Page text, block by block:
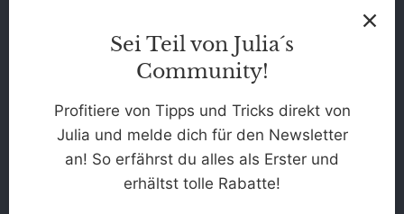
itsonlyme Julia GmbH
support@mein-planb.com
WhatsApp-Support
Sei Teil von Julia´s
Community!
Profitiere von Tipps und Tricks direkt von
Julia und melde dich für den Newsletter
an! So erfährst du alles als Erster und
erhältst tolle Rabatte!